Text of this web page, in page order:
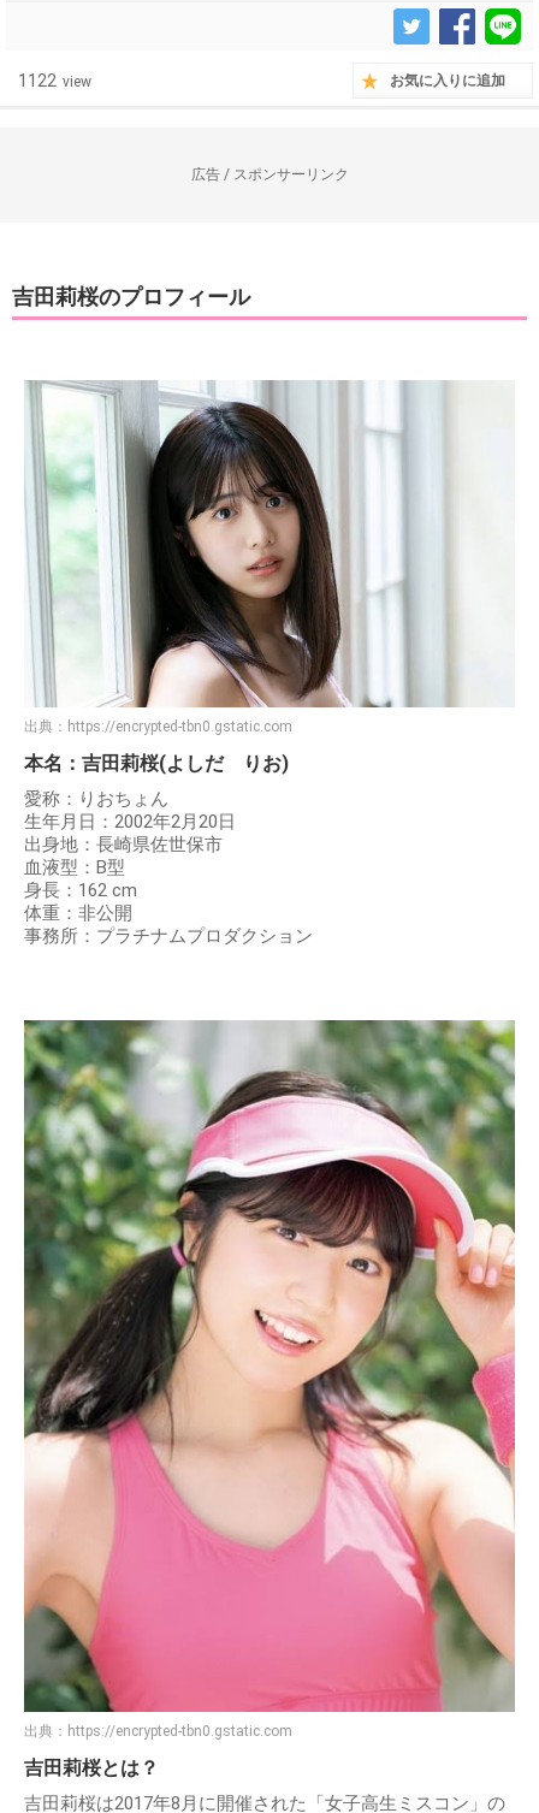
1122 view お気に入りに追加
広告 / スポンサーリンク
吉田莉桜のプロフィール
出典： https://encrypted-tbn0.gstatic.com
本名：吉田莉桜(よしだ りお)
愛称：りおちょん
生年月日：2002年2月20日
出身地：長崎県佐世保市
血液型：B型
身長：162 cm
体重：非公開
事務所：プラチナムプロダクション
出典： https://encrypted-tbn0.gstatic.com
吉田莉桜とは？
吉田莉桜は2017年8月に開催された「女子高生ミスコン」の